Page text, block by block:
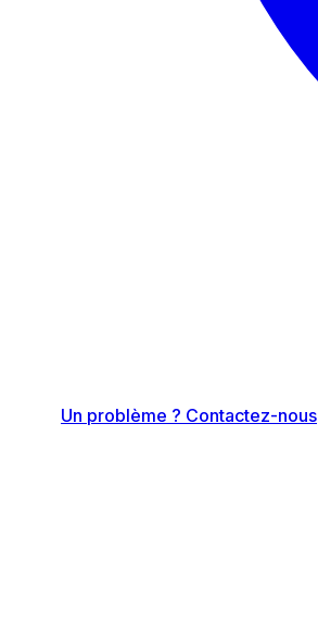
Un problème ? Contactez-nous